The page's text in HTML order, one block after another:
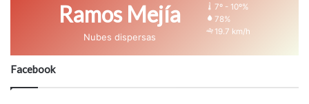
Ramos Mejía
Nubes dispersas
7º - 10º%
78%
19.7 km/h
Facebook